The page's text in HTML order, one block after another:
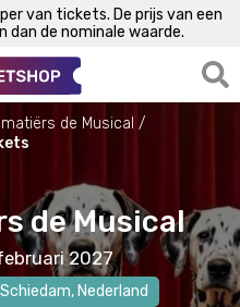
van tickets. De prijs van een
dan de nominale waarde.
de Musical
de Musical
2027
Schiedam, Nederland